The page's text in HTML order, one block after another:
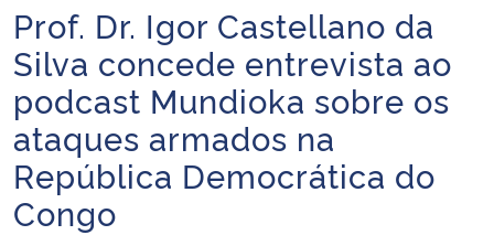
Ministério da Agricultura, Pecuária e Abastecimento
Ministério da Educação
Ministério da Cidadania
Ministério da Saúde
Início do conteúdo
Prof. Dr. Igor Castellano da
Silva concede entrevista ao
podcast Mundioka sobre os
ataques armados na
República Democrática do
Congo